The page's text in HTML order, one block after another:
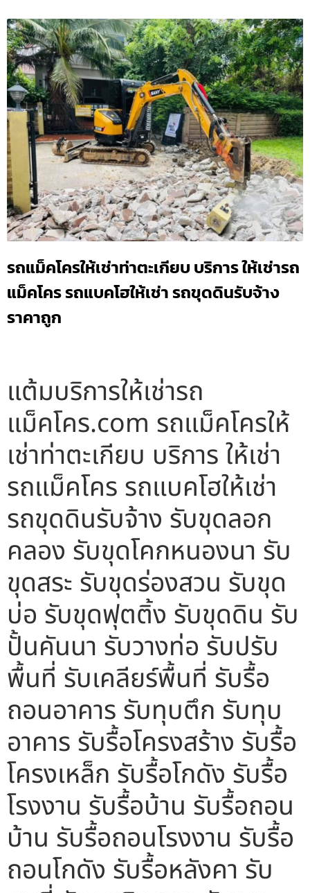
รถแม็คโครให้เช่าท่าตะเกียบ บริการ ให้เช่ารถ
แม็คโคร รถแบคโฮให้เช่า รถขุดดินรับจ้าง
ราคาถูก
แต้มบริการให้เช่ารถ
แม็คโคร.com รถแม็คโครให้
เช่าท่าตะเกียบ บริการ ให้เช่า
รถแม็คโคร รถแบคโฮให้เช่า
รถขุดดินรับจ้าง รับขุดลอก
คลอง รับขุดโคกหนองนา รับ
ขุดสระ รับขุดร่องสวน รับขุด
บ่อ รับขุดฟุตติ้ง รับขุดดิน รับ
ปั้นคันนา รับวางท่อ รับปรับ
พื้นที่ รับเคลียร์พื้นที่ รับรื้อ
ถอนอาคาร รับทุบตึก รับทุบ
อาคาร รับรื้อโครงสร้าง รับรื้อ
โครงเหล็ก รับรื้อโกดัง รับรื้อ
โรงงาน รับรื้อบ้าน รับรื้อถอน
บ้าน รับรื้อถอนโรงงาน รับรื้อ
ถอนโกดัง รับรื้อหลังคา รับ